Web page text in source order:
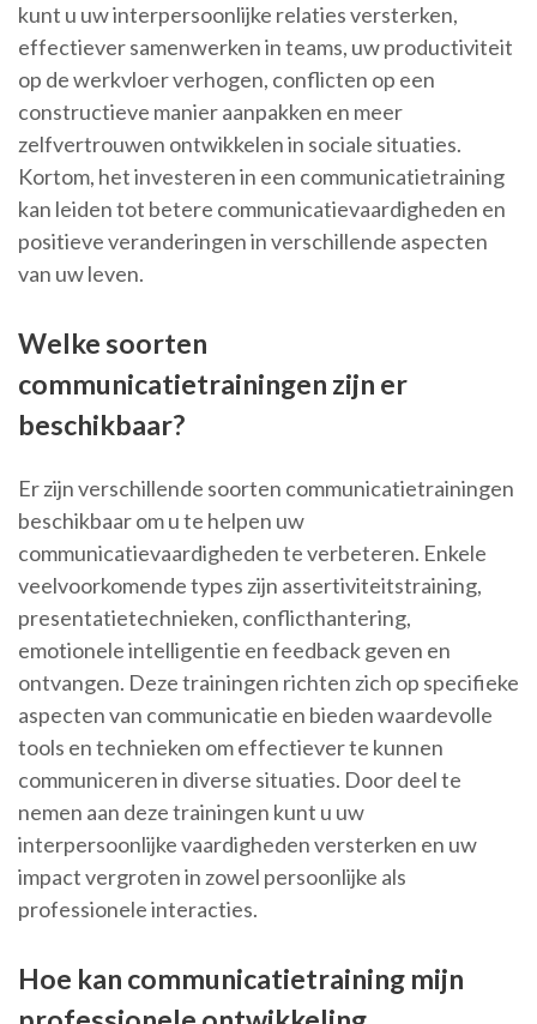
kunt u uw interpersoonlijke relaties versterken,
effectiever samenwerken in teams, uw productiviteit
op de werkvloer verhogen, conflicten op een
constructieve manier aanpakken en meer
zelfvertrouwen ontwikkelen in sociale situaties.
Kortom, het investeren in een communicatietraining
kan leiden tot betere communicatievaardigheden en
positieve veranderingen in verschillende aspecten
van uw leven.
Welke soorten
communicatietrainingen zijn er
beschikbaar?
Er zijn verschillende soorten communicatietrainingen
beschikbaar om u te helpen uw
communicatievaardigheden te verbeteren. Enkele
veelvoorkomende types zijn assertiviteitstraining,
presentatietechnieken, conflicthantering,
emotionele intelligentie en feedback geven en
ontvangen. Deze trainingen richten zich op specifieke
aspecten van communicatie en bieden waardevolle
tools en technieken om effectiever te kunnen
communiceren in diverse situaties. Door deel te
nemen aan deze trainingen kunt u uw
interpersoonlijke vaardigheden versterken en uw
impact vergroten in zowel persoonlijke als
professionele interacties.
Hoe kan communicatietraining mijn